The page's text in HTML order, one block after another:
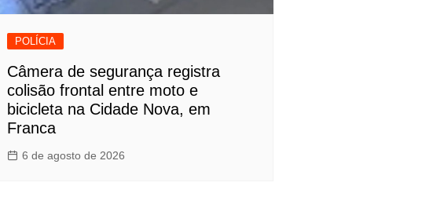
POLÍCIA
Câmera de segurança registra
colisão frontal entre moto e
bicicleta na Cidade Nova, em
Franca
6 de agosto de 2026